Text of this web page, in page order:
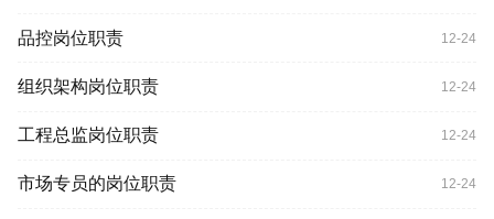
品控岗位职责 12-24
组织架构岗位职责 12-24
工程总监岗位职责 12-24
市场专员的岗位职责 12-24